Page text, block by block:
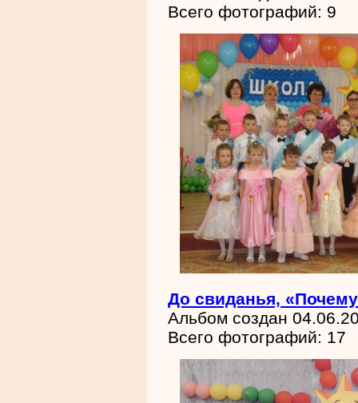
Всего фотографий: 9
До свиданья,
Альбом создан
Всего фотографий: 17